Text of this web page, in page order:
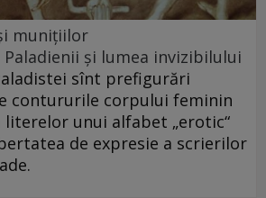
muniţiilor
și lumea invizibilului
sînt prefigurări
contururile corpului feminin
literelor unui alfabet „erotic“
de expresie a scrierilor